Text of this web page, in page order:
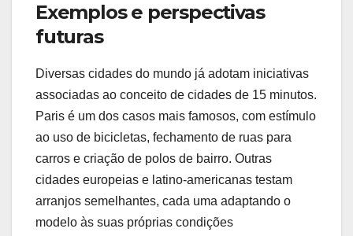
Exemplos e perspectivas
futuras
Diversas cidades do mundo já adotam iniciativas
associadas ao conceito de cidades de 15 minutos.
Paris é um dos casos mais famosos, com estímulo
ao uso de bicicletas, fechamento de ruas para
carros e criação de polos de bairro. Outras
cidades europeias e latino-americanas testam
arranjos semelhantes, cada uma adaptando o
modelo às suas próprias condições